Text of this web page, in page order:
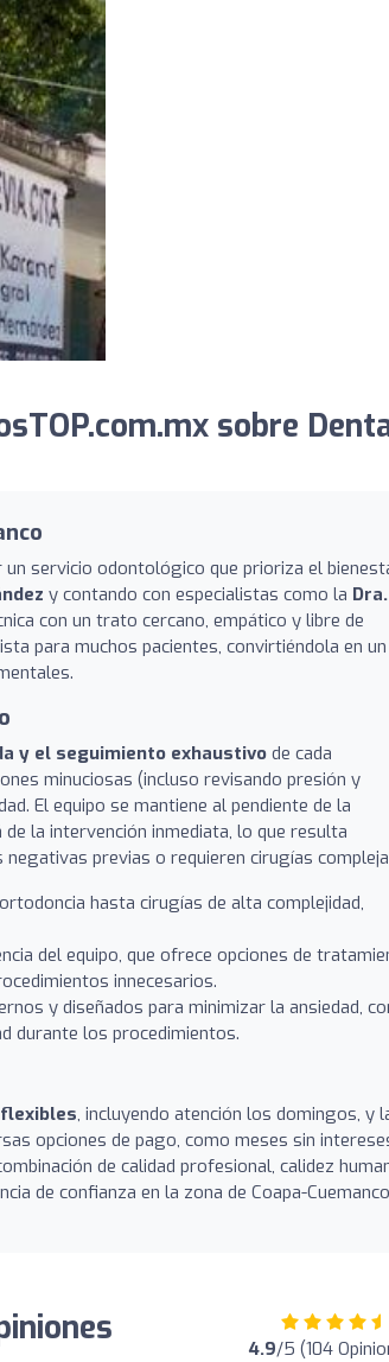
sobre
servicio odontológico que prioriza el
y contando con especialistas como la Dra.
con un trato cercano, empático y libre de
para muchos pacientes, convirtiéndola en un
y el seguimiento exhaustivo de cada
minuciosas (incluso revisando presión y
El equipo se mantiene al pendiente de la
la intervención inmediata, lo que resulta
previas o requieren cirugías
hasta cirugías de alta complejidad,
del equipo, que ofrece opciones de
innecesarios.
y diseñados para minimizar la ansiedad,
durante los procedimientos.
, incluyendo atención los domingos, y
opciones de pago, como meses sin
de calidad profesional, calidez
de confianza en la zona de Coapa-
4.9/5 (104